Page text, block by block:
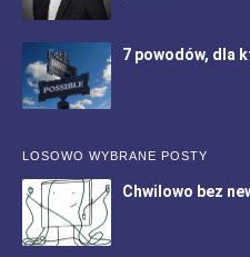
7 powodów, dla
LOSOWO WYBRANE POSTY
Chwilowo bez